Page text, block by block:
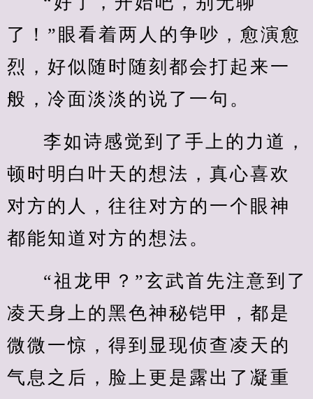
了！”眼看着两人的争吵，愈演愈
烈，好似随时随刻都会打起来一
般，冷面淡淡的说了一句。
李如诗感觉到了手上的力道，
顿时明白叶天的想法，真心喜欢
对方的人，往往对方的一个眼神
都能知道对方的想法。
“祖龙甲？”玄武首先注意到了
凌天身上的黑色神秘铠甲，都是
微微一惊，得到显现侦查凌天的
气息之后，脸上更是露出了凝重